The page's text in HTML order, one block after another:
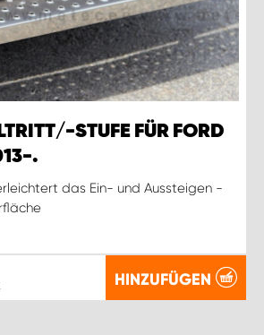
STUFE FÜR FORD
.
das Ein- und Aussteigen -
HINZUFÜGEN